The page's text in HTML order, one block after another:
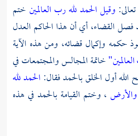
وقيل الحمد لله رب العالمين ختم
القضاء، أي أن هذا الحاكم العدل
حكمه وإكمال قضائه، ومن هذه الآية
خاتمة المجالس والمجتمعات في
الله أول الخلق بالحمد فقال: الحمد لله
، وختم القيامة بالحمد في هذه